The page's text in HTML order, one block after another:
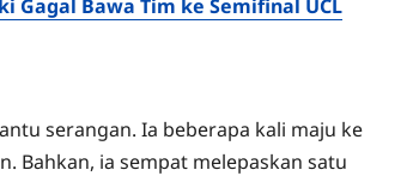
Gagal Bawa Tim ke Semifinal UCL
serangan. Ia beberapa kali maju ke
Bahkan, ia sempat melepaskan satu